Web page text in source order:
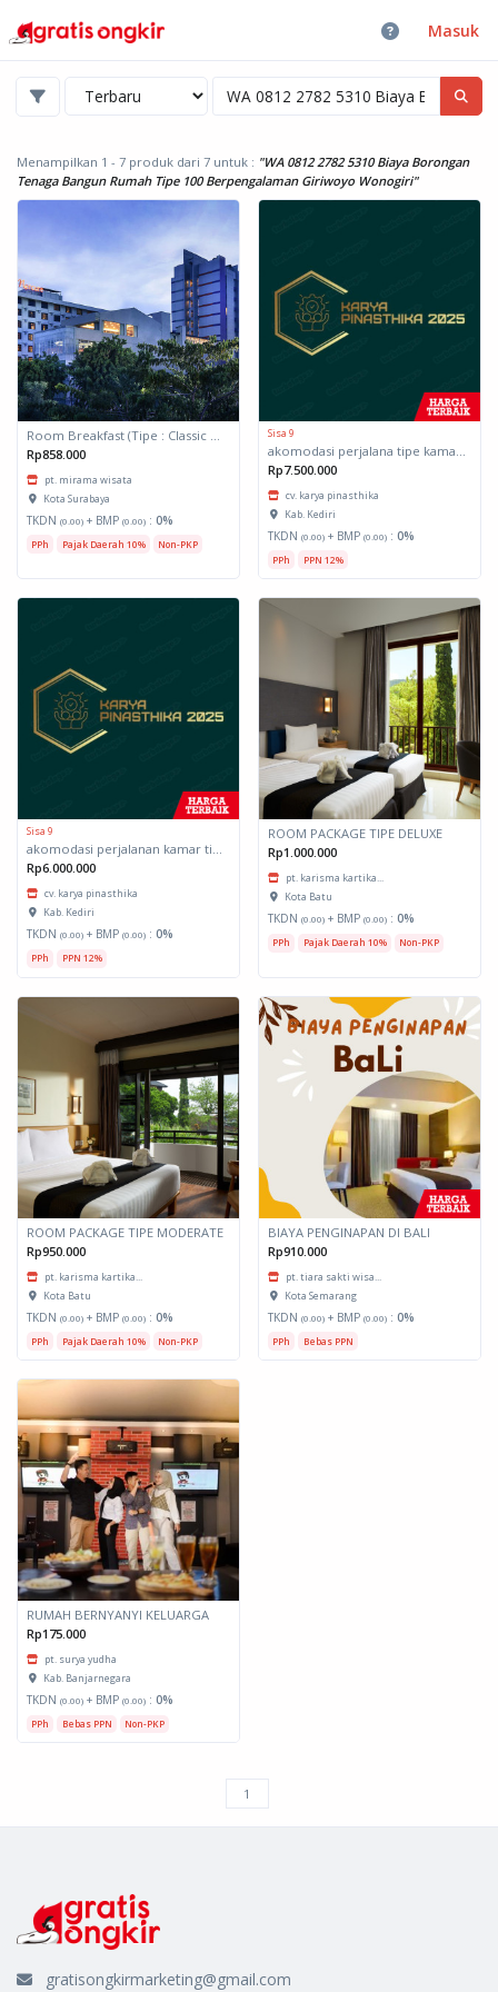
Masuk
Menampilkan 1 - 7 produk dari 7 untuk : "WA 0812 2782 5310 Biaya Borongan
Tenaga Bangun Rumah Tipe 100 Berpengalaman Giriwoyo Wonogiri"
Rp858.000
pt. mirama wisata
Kota Surabaya
TKDN (0.00) + BMP (0.00) : 0%
PPh Pajak Daerah 10% Non-PKP
Sisa 9
Rp7.500.000
cv. karya pinasthika
Kab. Kediri
TKDN (0.00) + BMP (0.00) : 0%
PPh PPN 12%
Sisa 9
akomodasi perjalanan kamar tipe deluxe
Rp6.000.000
cv. karya pinasthika
Kab. Kediri
TKDN (0.00) + BMP (0.00) : 0%
PPh PPN 12%
ROOM PACKAGE TIPE DELUXE
Rp1.000.000
pt. karisma kartika...
Kota Batu
TKDN (0.00) + BMP (0.00) : 0%
PPh Pajak Daerah 10% Non-PKP
ROOM PACKAGE TIPE MODERATE
Rp950.000
pt. karisma kartika...
Kota Batu
TKDN (0.00) + BMP (0.00) : 0%
PPh Pajak Daerah 10% Non-PKP
BIAYA PENGINAPAN DI BALI
Rp910.000
pt. tiara sakti wisa...
Kota Semarang
TKDN (0.00) + BMP (0.00) : 0%
PPh Bebas PPN
RUMAH BERNYANYI KELUARGA
Rp175.000
pt. surya yudha
Kab. Banjarnegara
TKDN (0.00) + BMP (0.00) : 0%
PPh Bebas PPN Non-PKP
gratisongkirmarketing@gmail.com